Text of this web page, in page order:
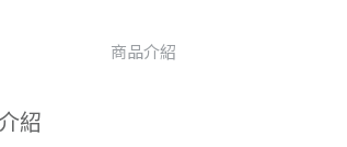
商品介紹
紹